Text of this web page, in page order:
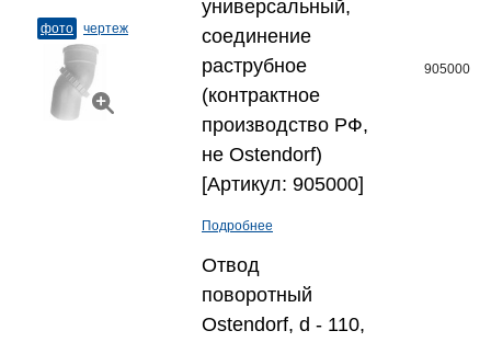
фото чертеж
универсальный,
соединение
раструбное
(контрактное
производство РФ,
не Ostendorf)
[Артикул: 905000]
Подробнее
905000
Отвод
поворотный
Ostendorf, d - 110,